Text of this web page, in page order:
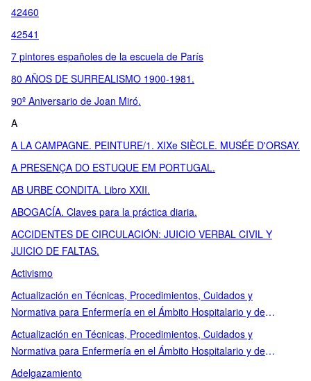
42460
42541
7 pintores españoles de la escuela de París
80 AÑOS DE SURREALISMO 1900-1981.
90º Aniversario de Joan Miró.
A
A LA CAMPAGNE. PEINTURE/1. XIXe SIÈCLE. MUSÉE D'ORSAY.
A PRESENÇA DO ESTUQUE EM PORTUGAL.
AB URBE CONDITA. Libro XXII.
ABOGACÍA. Claves para la práctica diaria.
ACCIDENTES DE CIRCULACIÓN: JUICIO VERBAL CIVIL Y
JUICIO DE FALTAS.
Activismo
Actualización en Técnicas, Procedimientos, Cuidados y
Normativa para Enfermería en el Ámbito Hospitalario y de
Atención Primaria. Vol. 3
Actualización en Técnicas, Procedimientos, Cuidados y
Normativa para Enfermería en el Ámbito Hospitalario y de
Atención Primaria. Vol. 4
Adelgazamiento